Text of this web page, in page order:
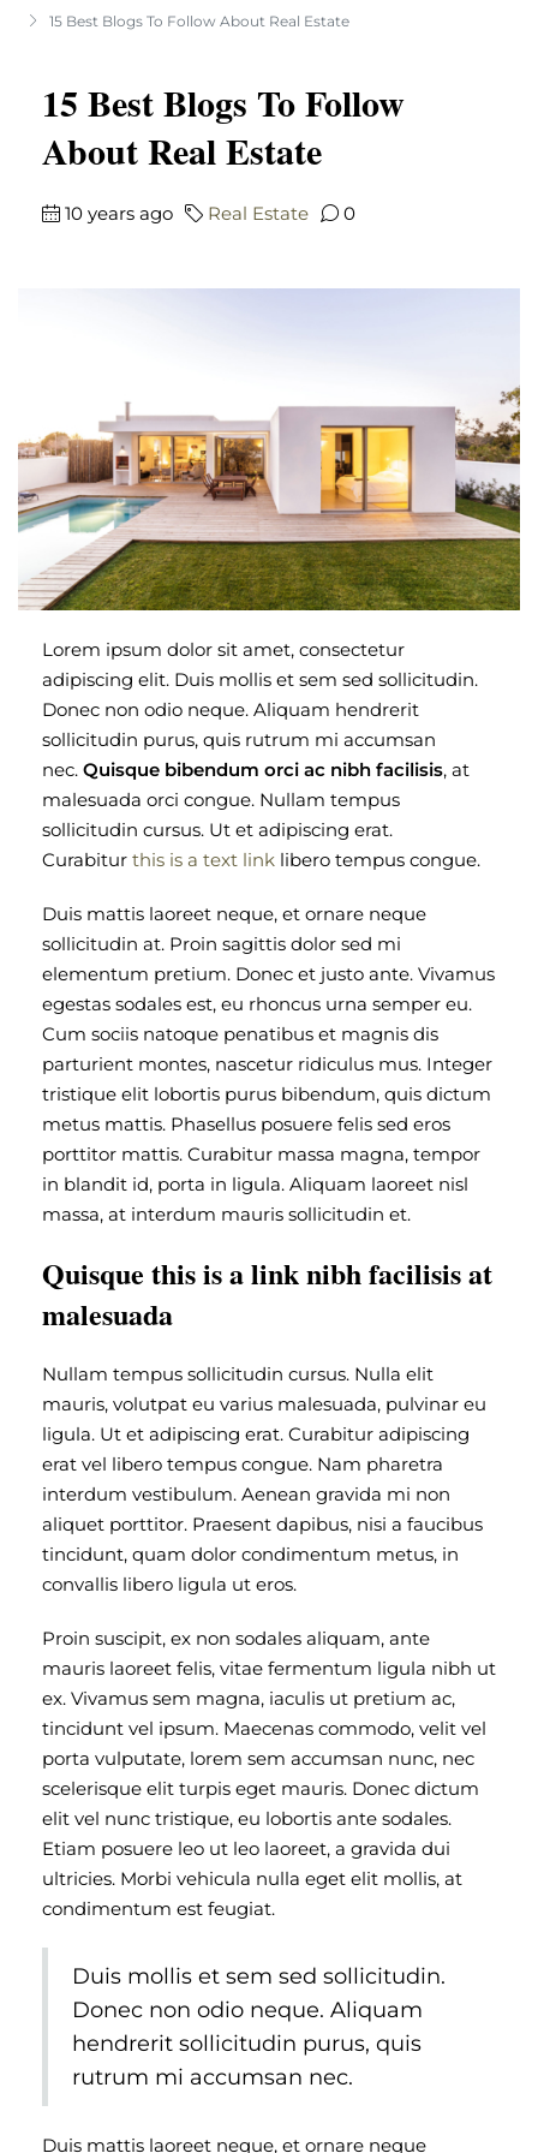
15 Best Blogs To Follow About Real Estate
15 Best Blogs To Follow
About Real Estate
10 years ago Real Estate 0
Lorem ipsum dolor sit amet, consectetur
adipiscing elit. Duis mollis et sem sed sollicitudin.
Donec non odio neque. Aliquam hendrerit
sollicitudin purus, quis rutrum mi accumsan
nec. Quisque bibendum orci ac nibh facilisis, at
malesuada orci congue. Nullam tempus
sollicitudin cursus. Ut et adipiscing erat.
Curabitur this is a text link libero tempus congue.
Duis mattis laoreet neque, et ornare neque
sollicitudin at. Proin sagittis dolor sed mi
elementum pretium. Donec et justo ante. Vivamus
egestas sodales est, eu rhoncus urna semper eu.
Cum sociis natoque penatibus et magnis dis
parturient montes, nascetur ridiculus mus. Integer
tristique elit lobortis purus bibendum, quis dictum
metus mattis. Phasellus posuere felis sed eros
porttitor mattis. Curabitur massa magna, tempor
in blandit id, porta in ligula. Aliquam laoreet nisl
massa, at interdum mauris sollicitudin et.
Quisque this is a link nibh facilisis at
malesuada
Nullam tempus sollicitudin cursus. Nulla elit
mauris, volutpat eu varius malesuada, pulvinar eu
ligula. Ut et adipiscing erat. Curabitur adipiscing
erat vel libero tempus congue. Nam pharetra
interdum vestibulum. Aenean gravida mi non
aliquet porttitor. Praesent dapibus, nisi a faucibus
tincidunt, quam dolor condimentum metus, in
convallis libero ligula ut eros.
Proin suscipit, ex non sodales aliquam, ante
mauris laoreet felis, vitae fermentum ligula nibh ut
ex. Vivamus sem magna, iaculis ut pretium ac,
tincidunt vel ipsum. Maecenas commodo, velit vel
porta vulputate, lorem sem accumsan nunc, nec
scelerisque elit turpis eget mauris. Donec dictum
elit vel nunc tristique, eu lobortis ante sodales.
Etiam posuere leo ut leo laoreet, a gravida dui
ultricies. Morbi vehicula nulla eget elit mollis, at
condimentum est feugiat.
Duis mollis et sem sed sollicitudin.
Donec non odio neque. Aliquam
hendrerit sollicitudin purus, quis
rutrum mi accumsan nec.
Duis mattis laoreet neque, et ornare neque